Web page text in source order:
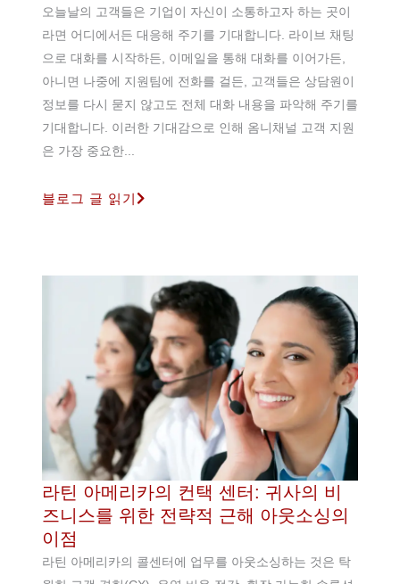
오늘날의 고객들은 기업이 자신이 소통하고자 하는 곳이
라면 어디에서든 대응해 주기를 기대합니다. 라이브 채팅
으로 대화를 시작하든, 이메일을 통해 대화를 이어가든,
아니면 나중에 지원팀에 전화를 걸든, 고객들은 상담원이
정보를 다시 묻지 않고도 전체 대화 내용을 파악해 주기를
기대합니다. 이러한 기대감으로 인해 옴니채널 고객 지원
은 가장 중요한...
블로그 글 읽기
라틴 아메리카의 컨택 센터: 귀사의 비
즈니스를 위한 전략적 근해 아웃소싱의
이점
라틴 아메리카의 콜센터에 업무를 아웃소싱하는 것은 탁